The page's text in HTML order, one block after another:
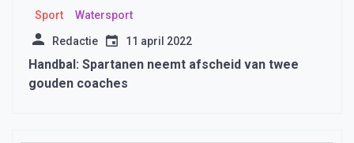
Sport Watersport
Redactie 11 april 2022
Handbal: Spartanen neemt afscheid van twee
gouden coaches